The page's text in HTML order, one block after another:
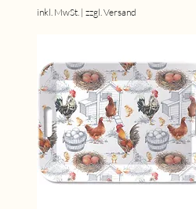
inkl. MwSt. | zzgl. Versand